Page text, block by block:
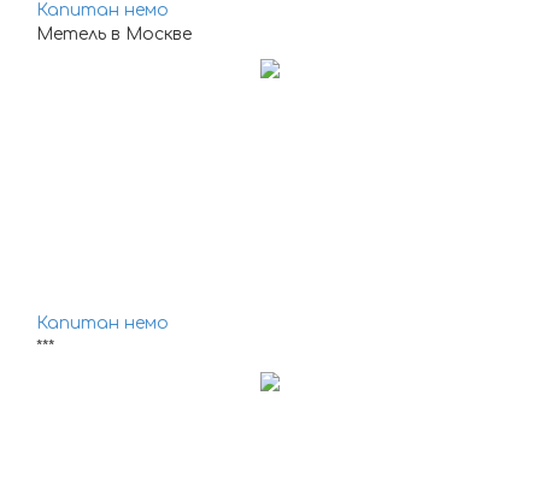
Капитан немо
Метель в Москве
Капитан немо
***